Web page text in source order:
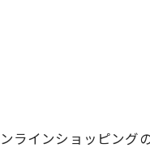
ラインショッピング